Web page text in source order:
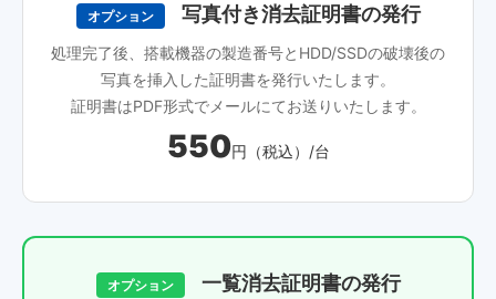
オプション 写真付き消去証明書の発行
処理完了後、搭載機器の製造番号とHDD/SSDの破壊後の
写真を挿入した証明書を発行いたします。
証明書はPDF形式でメールにてお送りいたします。
550円（税込）/台
オプション 一覧消去証明書の発行